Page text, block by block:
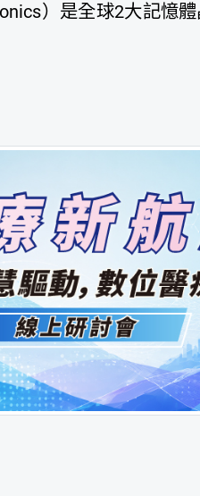
）是全球2大記憶